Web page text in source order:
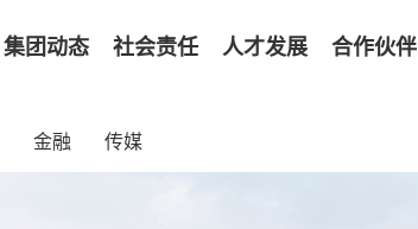
集团动态 社会责任 人才发展 合作伙伴
金融 传媒